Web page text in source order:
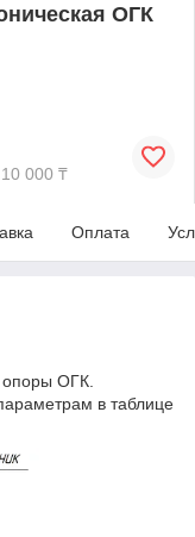
ОГК
000 ₸
Оплата
ОГК.
в таблице